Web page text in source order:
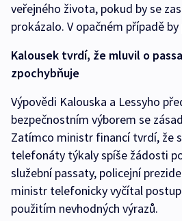
veřejného života, pokud by se
prokázalo. V opačném případě
Kalousek tvrdí, že mluvil o
zpochybňuje
Výpovědi Kalouska a Lessyho
bezpečnostním výborem se
Zatímco ministr financí tvrdí, že
telefonáty týkaly spíše žádosti
služební passaty, policejní
ministr telefonicky vyčítal postup
použitím nevhodných výrazů.